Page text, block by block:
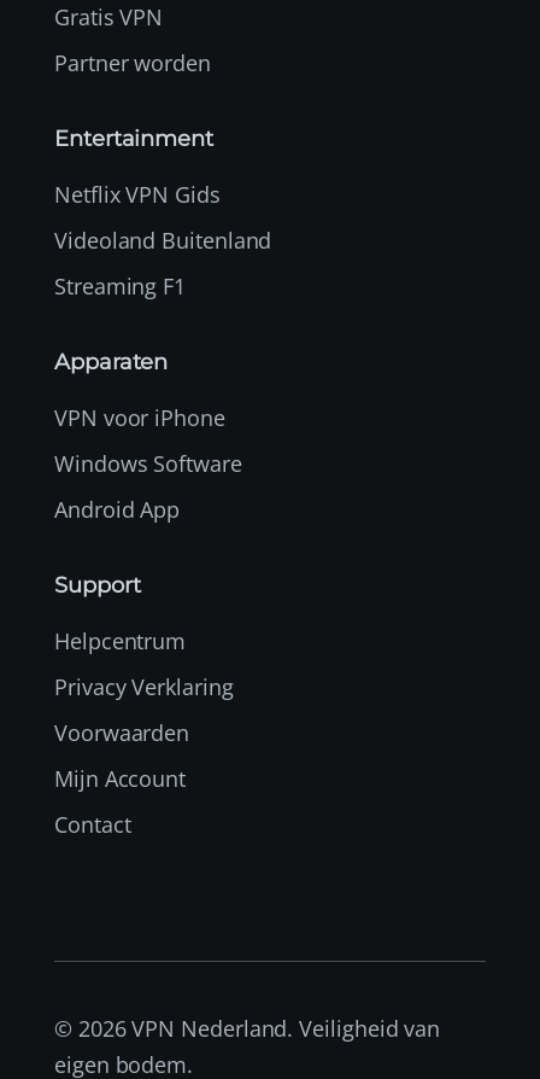
Gratis VPN
Partner worden
Entertainment
Netflix VPN Gids
Videoland Buitenland
Streaming F1
Apparaten
VPN voor iPhone
Windows Software
Android App
Support
Helpcentrum
Privacy Verklaring
Voorwaarden
Mijn Account
Contact
© 2026 VPN Nederland. Veiligheid van
eigen bodem.